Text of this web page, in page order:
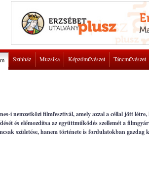
Színház Muzsika Képzőművészet Táncművészet
i nemzetközi filmfesztivál, amely azzal a céllal jött
és előmozdítsa az együttműködés szellemét a
születése, hanem története is fordulatokban gazdag